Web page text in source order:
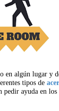
en algún lugar y
tipos de
pedir ayuda en